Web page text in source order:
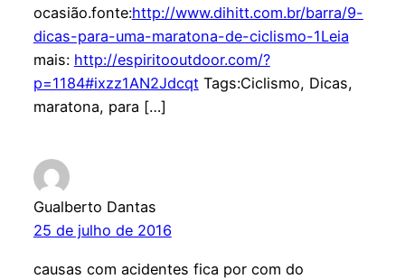
ocasião.fonte:http://www.dihitt.com.br/barra/9-
dicas-para-uma-maratona-de-ciclismo-1Leia
mais: http://espiritooutdoor.com/?
p=1184#ixzz1AN2JdcqtTags:Ciclismo, Dicas,
maratona, para […]
Gualberto Dantas
25 de julho de 2016
causas com acidentes fica por com do